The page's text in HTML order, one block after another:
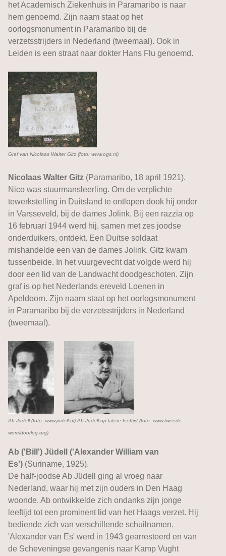
het Academisch Ziekenhuis in Paramaribo is naar
hem genoemd. Zijn naam staat op het
oorlogsmonument in Paramaribo bij de
verzetsstrijders in Nederland (tweemaal). Ook in
Leiden is een straat naar dokter Hans Flu genoemd.
Graf van Nicolaas Walter Gitz (foto: www.ogs.nl)
Nicolaas Walter Gitz (Paramaribo, 18 april 1921).
Nico was stuurmansleerling. Om de verplichte
tewerkstelling in Duitsland te ontlopen dook hij onder
in Varsseveld, bij de dames Jolink. Bij een razzia op
16 februari 1944 werd hij, samen met zes joodse
onderduikers, ontdekt. Een Duitse soldaat
mishandelde een van de dames Jolink. Gitz kwam
tussenbeide. In het vuurgevecht dat volgde werd hij
door een lid van de Landwacht doodgeschoten. Zijn
graf is op het Nederlands ereveld Loenen in
Apeldoorn. Zijn naam staat op het oorlogsmonument
in Paramaribo bij de verzetsstrijders in Nederland
(tweemaal).
Ab Jüdell (foto: www.judell.nl) Ab Jüdell op latere leeftijd (foto: www.tweede-
wereldoorlog.org)
Ab ('Bill') Jüdell ('Alexander William van
Es') (Suriname, 1925).
De half-joodse Ab Jüdell ging al vroeg naar
Nederland, waar hij met zijn ouders in Den Haag
woonde. Ab ontwikkelde zich ondanks zijn jonge
leeftijd tot een prominent lid van het Haags verzet. Hij
bediende zich van verschillende schuilnamen.
'Alexander van Es' werd in 1943 gearresteerd en van
de Scheveningse gevangenis naar Kamp Vught